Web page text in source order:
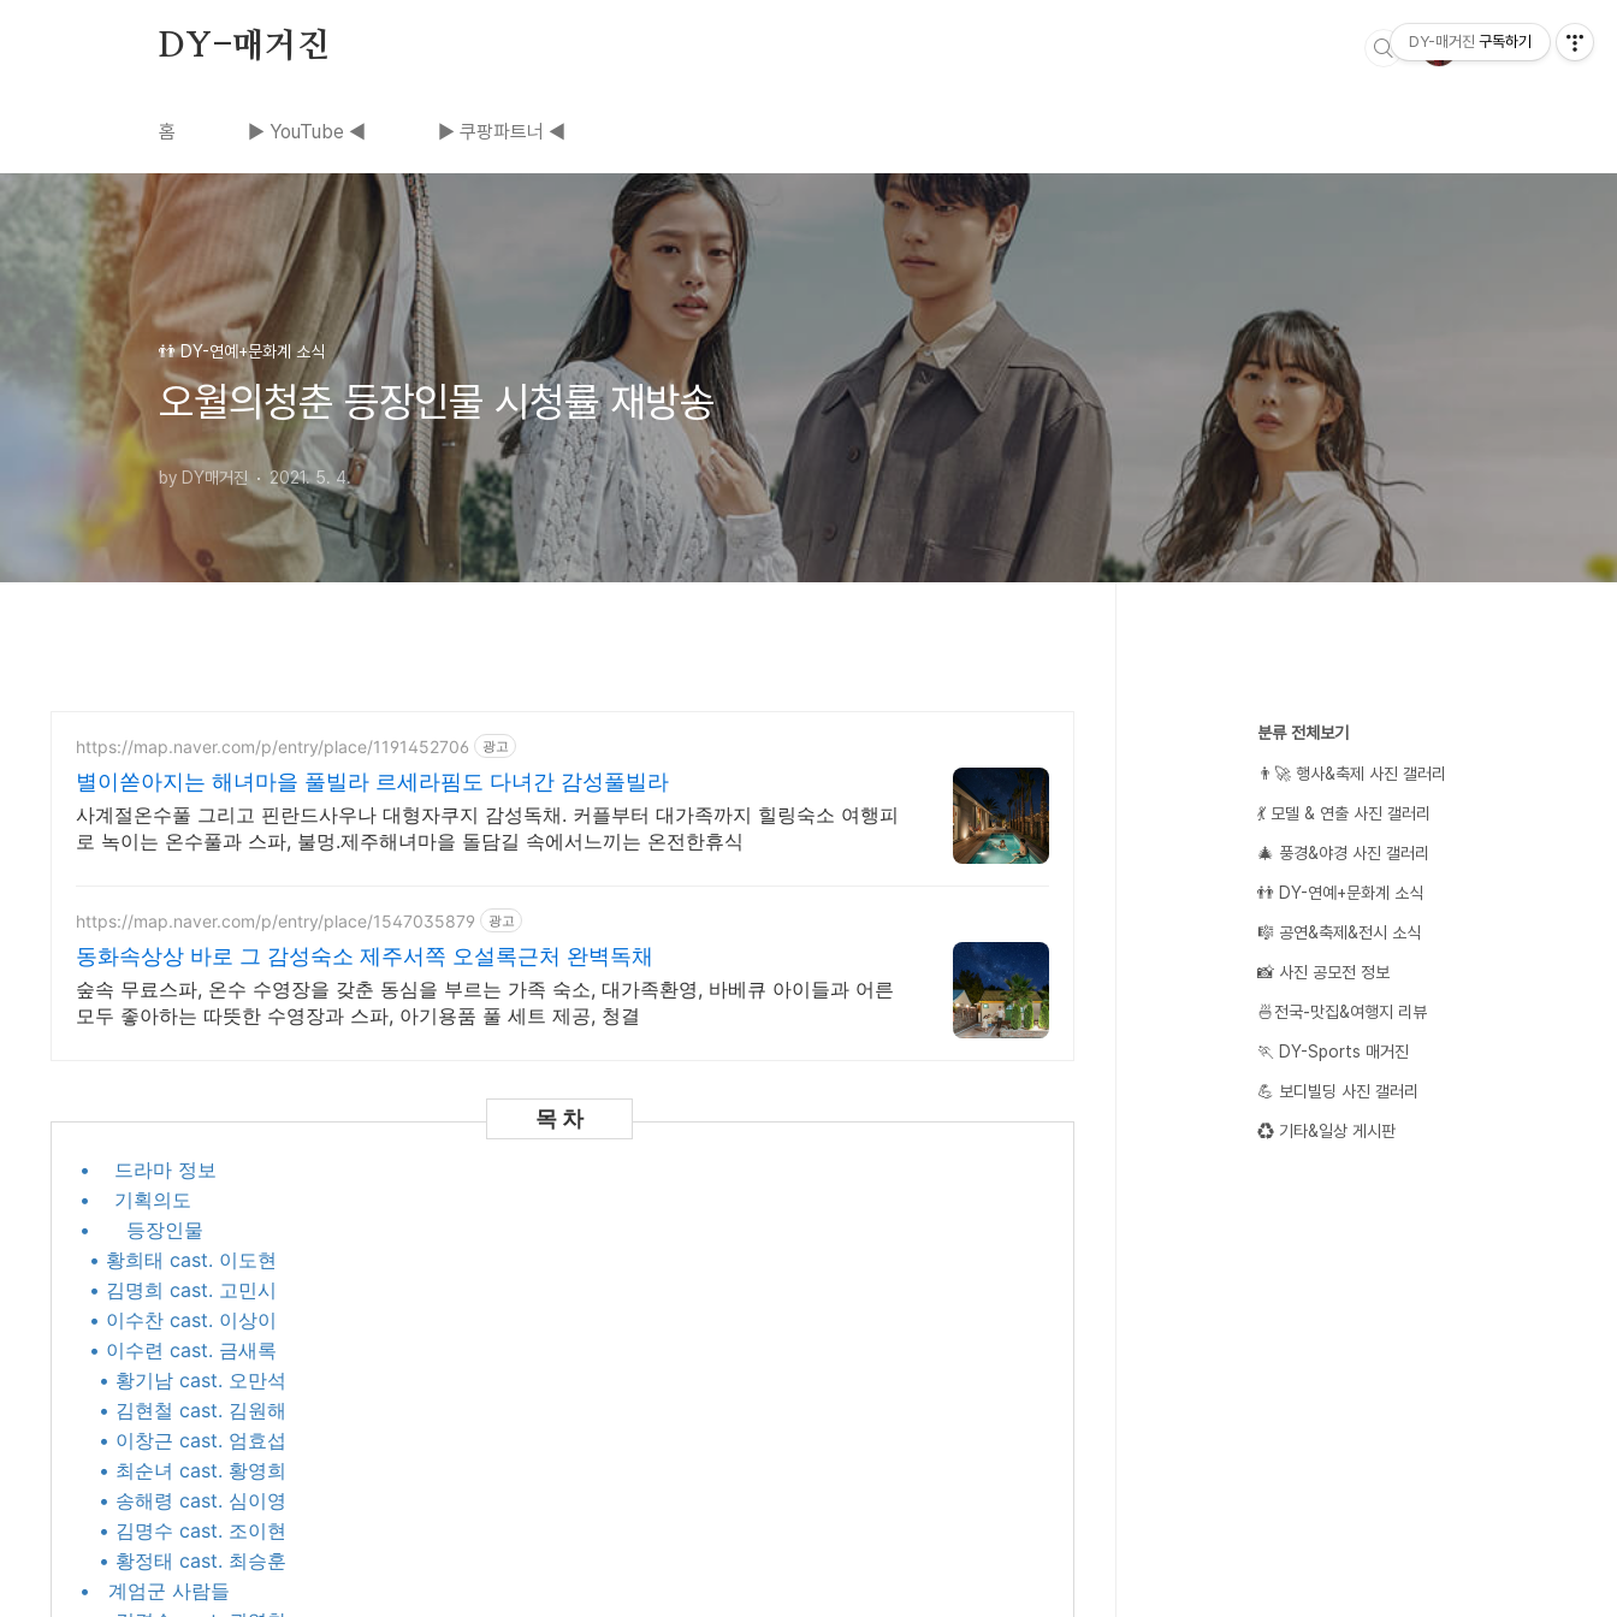
DY-매거진
홈 ▶ YouTube ◀ ▶ 쿠팡파트너 ◀
👬 DY-연예+문화계 소식
오월의청춘 등장인물 시청률 재방송
by DY매거진 2021. 5. 4.
https://map.naver.com/p/entry/place/1191452706 광고
별이쏟아지는 해녀마을 풀빌라 르세라핌도 다녀간 감성풀빌라
사계절온수풀 그리고 핀란드사우나 대형자쿠지 감성독채. 커플부터 대가족까지 힐링숙소 여행피
로 녹이는 온수풀과 스파, 불멍.제주해녀마을 돌담길 속에서느끼는 온전한휴식
https://map.naver.com/p/entry/place/1547035879 광고
동화속상상 바로 그 감성숙소 제주서쪽 오설록근처 완벽독채
숲속 무료스파, 온수 수영장을 갖춘 동심을 부르는 가족 숙소, 대가족환영, 바베큐 아이들과 어른
모두 좋아하는 따뜻한 수영장과 스파, 아기용품 풀 세트 제공, 청결
• 드라마 정보
• 기획의도
• 등장인물
• 황희태 cast. 이도현
• 김명희 cast. 고민시
• 이수찬 cast. 이상이
• 이수련 cast. 금새록
• 황기남 cast. 오만석
• 김현철 cast. 김원해
• 이창근 cast. 엄효섭
• 최순녀 cast. 황영희
• 송해령 cast. 심이영
• 김명수 cast. 조이현
• 황정태 cast. 최승훈
• 계엄군 사람들
분류 전체보기
👨‍🚀 행사&축제 사진 갤러리
💃 모델 & 연출 사진 갤러리
🎄 풍경&야경 사진 갤러리
👬 DY-연예+문화계 소식
🎼 공연&축제&전시 소식
📸 사진 공모전 정보
🍜전국-맛집&여행지 리뷰
🏃 DY-Sports 매거진
💪 보디빌딩 사진 갤러리
♻️ 기타&일상 게시판
DY-매거진 구독하기